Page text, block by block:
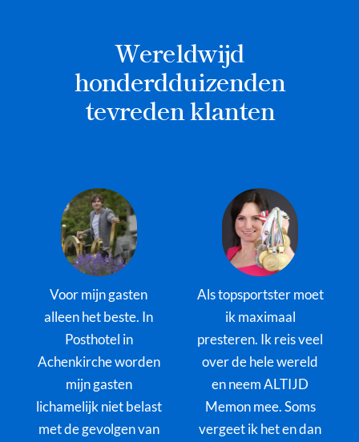
Wereldwijd
honderdduizenden
tevreden klanten
Voor mijn gasten
alleen het beste. In
Posthotel in
Achenkirche worden
mijn gasten
lichamelijk niet belast
met de gevolgen van
Als topsportster moet
ik maximaal
presteren. Ik reis veel
over de hele wereld
en neem ALTIJD
Memon mee. Soms
vergeet ik het en dan